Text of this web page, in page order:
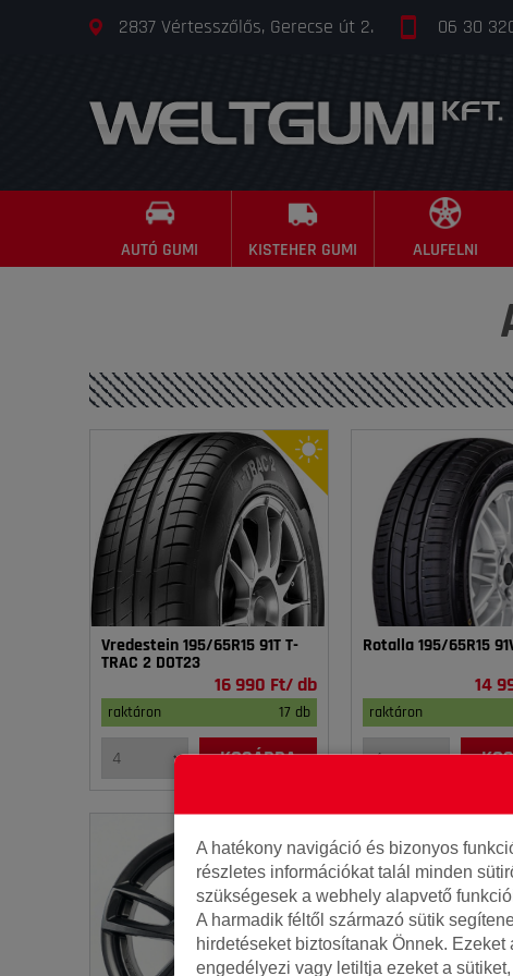
2837 Vértesszőlős, Gerecse út 2. 06 30
AUTÓ GUMI KISTEHER GUMI ALUFELNI
Vredestein 195/65R15 91T T-
TRAC 2 DOT23
16 990 Ft/ db
raktáron 17 db
KOSÁRBA
Rotalla 195/65R15
14
raktáron
A hatékony navigáció és bizonyos
részletes információkat talál minden
szükségesek a webhely alapvető
A harmadik féltől származó sütik
hirdetéseket biztosítanak Önnek.
engedélyezi vagy letiltja ezeket a